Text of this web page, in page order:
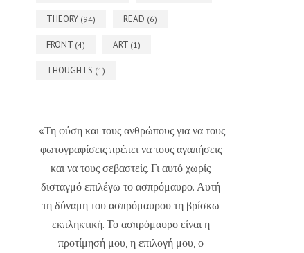
THEORY (94) READ (6)
FRONT (4) ART (1)
THOUGHTS (1)
«Τη φύση και τους ανθρώπους για να τους
φωτογραφίσεις πρέπει να τους αγαπήσεις
και να τους σεβαστείς. Γι αυτό χωρίς
δισταγμό επιλέγω το ασπρόμαυρο. Αυτή
τη δύναμη του ασπρόμαυρου τη βρίσκω
εκπληκτική. Το ασπρόμαυρο είναι η
προτίμησή μου, η επιλογή μου, ο